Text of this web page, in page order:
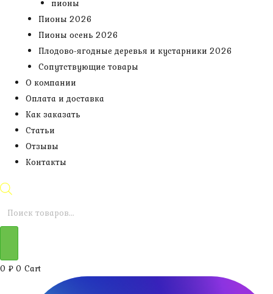
пионы
Пионы 2026
Пионы осень 2026
Плодово-ягодные деревья и кустарники 2026
Сопутствующие товары
О компании
Оплата и доставка
Как заказать
Статьи
Отзывы
Контакты
Поиск
0 ₽ 0 Cart